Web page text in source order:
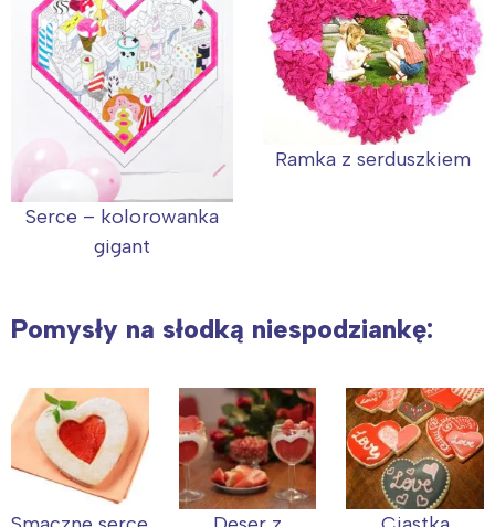
Serce – kolorowanka
gigant
Ramka z serduszkiem
Pomysły na słodką niespodziankę: